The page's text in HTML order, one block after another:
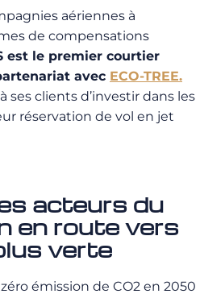
aériennes à
de compensations
est le premier courtier
avec ECO-TREE.
ses clients d’investir dans les
réservation de vol en jet
acteurs du
en route vers
verte
émission de CO2 en 2050